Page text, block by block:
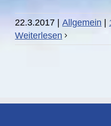
22.3.2017 | Allgemein |
Weiterlesen